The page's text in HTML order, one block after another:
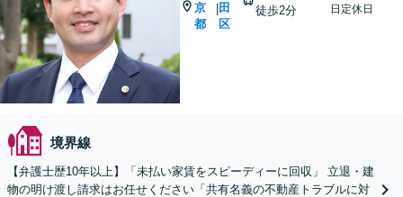
京
都
|田
区
徒歩2分
日定休日
境界線
【弁護士歴10年以上】「未払い家賃をスピーディーに回収」 立退・建
物の明け渡し請求はお任せください「共有名義の不動産トラブルに対